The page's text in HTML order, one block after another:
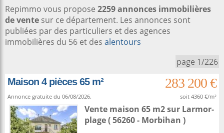
Repimmo vous propose 2259 annonces immobilières
de vente sur ce département. Les annonces sont
publiées par des particuliers et des agences
immobilières du 56 et des alentours
page 1/226
Maison 4 pièces 65 m²
283 200 €
Annonce gratuite du 06/08/2026. soit 4360 €/m²
Vente maison 65 m2sur Larmor-
plage( 56260 - Morbihan )